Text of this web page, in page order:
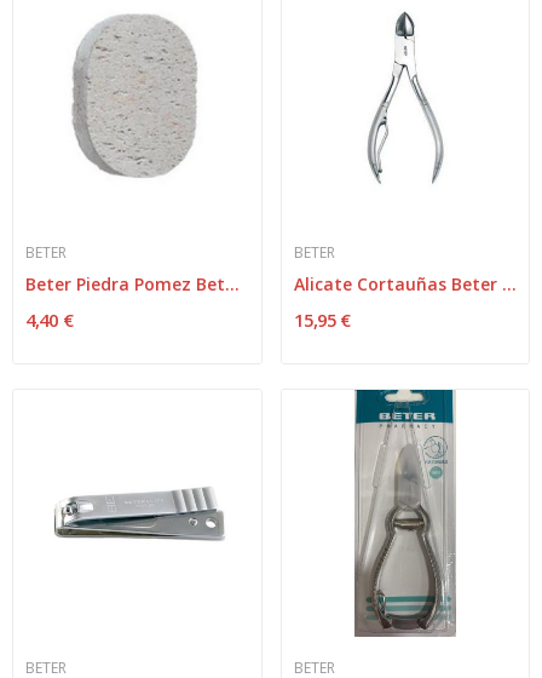
BETER
Beter Piedra Pomez Beter Natural Ovalada
4,40 €
BETER
Alicate Cortauñas Beter Curvoinox 11 Cm
15,95 €
BETER BETER